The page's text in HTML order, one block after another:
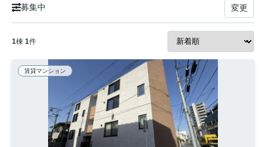
募集中 変更
1棟 1件
賃貸マンション